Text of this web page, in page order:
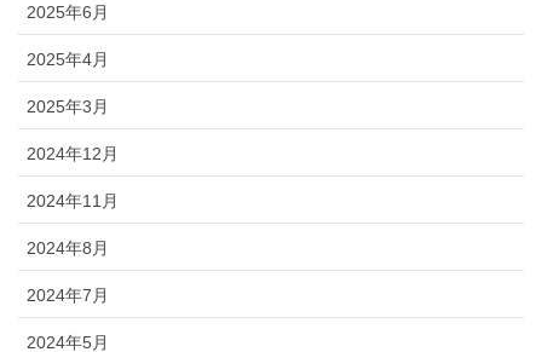
2025年6月
2025年4月
2025年3月
2024年12月
2024年11月
2024年8月
2024年7月
2024年5月